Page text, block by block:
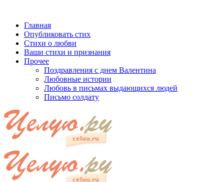
Главная
Опубликовать стих
Стихи о любви
Ваши стихи и признания
Прочее
Поздравления с днем Валентина
Любовные истории
Любовь в письмах выдающихся людей
Письмо солдату